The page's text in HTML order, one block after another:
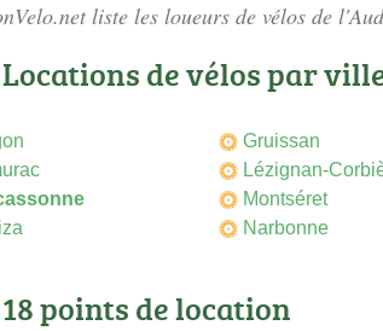
liste les loueurs de vélos de
Locations de vélos par
Gruissan
Lézignan-
Montséret
Narbonne
18 points de location